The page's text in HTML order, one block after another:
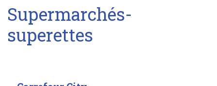
La Ville
Services
Supermarchés-
superettes